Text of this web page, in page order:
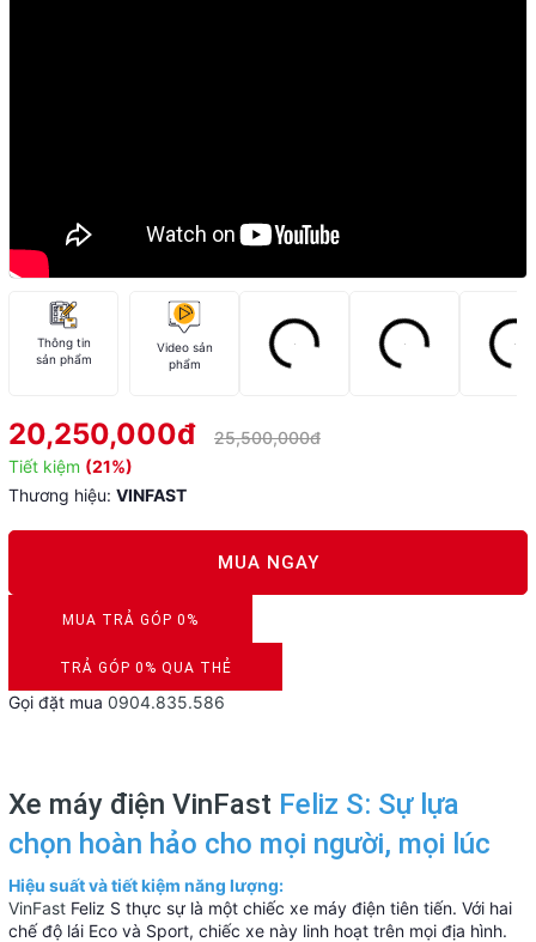
Thông tin
sản phẩm
Video sản
phẩm
20,250,000đ
25,500,000đ
Tiết kiệm (21%)
Thương hiệu: VINFAST
MUA NGAY
MUA TRẢ GÓP 0%
DUYỆT HỒ SƠ RONG 5 PHÚT
TRẢ GÓP 0% QUA THẺ
VISA, MASTERCARD, JCB, AMEX
Gọi đặt mua 0904.835.586
Xe máy điện VinFast Feliz S: Sự lựa
chọn hoàn hảo cho mọi người, mọi lúc
Hiệu suất và tiết kiệm năng lượng:
VinFast Feliz S thực sự là một chiếc xe máy điện tiên tiến. Với hai
chế độ lái Eco và Sport, chiếc xe này linh hoạt trên mọi địa hình.